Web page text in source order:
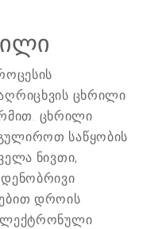
ცხრილი
ცხრილი
საწყობის
ნივთი,
დროის